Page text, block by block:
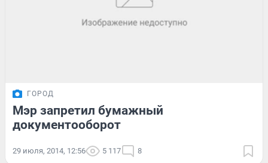
ГОРОД
Мэр запретил бумажный
документооборот
29 июля, 2014, 12:56 5 117 8